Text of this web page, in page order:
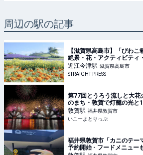
周辺の駅の記事
【滋賀県高島市】「びわこ
絶景・花・アクティビティ
近江今津駅 滋賀県高島市
STRAIGHT PRESS
第77回とうろう流しと大花
のまち・敦賀で灯籠の光と
うろう流しと大花火大会」
賀市 | いこーよとりっぷ
敦賀駅 福井県敦賀市
いこーよとりっぷ
福井県敦賀市「カニのテー
予約開始 - フードメニュー